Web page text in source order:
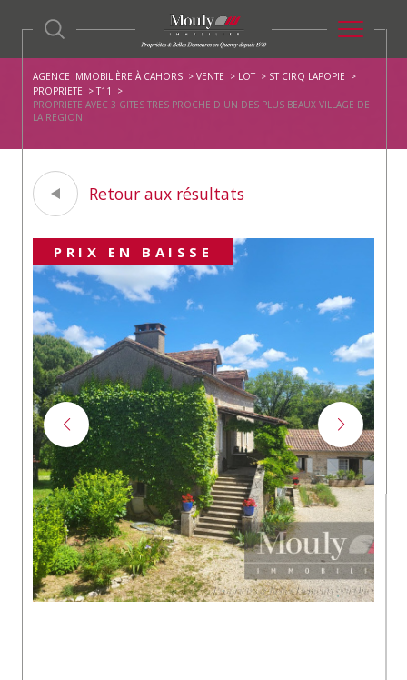
AGENCE IMMOBILIÈRE À CAHORS VENTE LOT
ST CIRQ LAPOPIE
PROPRIETE
T11
PROPRIETE AVEC 3 GITES TRES PROCHE D UN DES PLUS BEAUX VILLAGE DE
LA REGION
Retour aux résultats
PRIX EN BAISSE